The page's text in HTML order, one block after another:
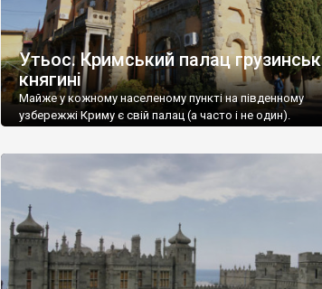
Утьос. Кримський палац
княгині
Майже у кожному населеному пункті на південному
узбережжі Криму є свій палац (а часто і не один).